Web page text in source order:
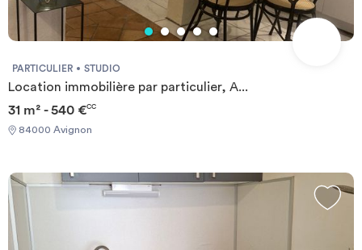
PARTICULIER STUDIO
Location immobilière par particulier, A...
31 m² - 540 €CC
84000 Avignon